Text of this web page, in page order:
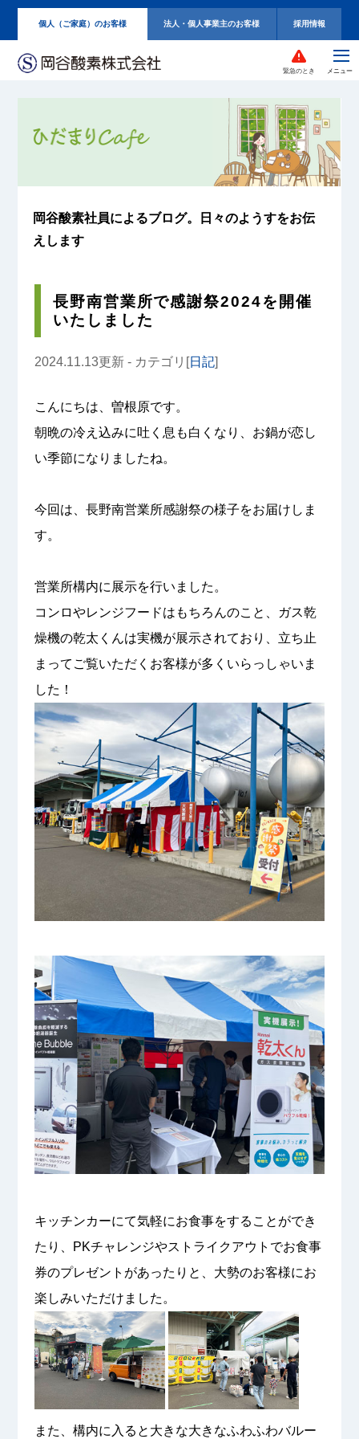
個人（ご家庭）のお客様 法人・個人事業主のお客様 採用情報
緊急のとき
岡谷酸素社員によるブログ。
日々のようすをお伝
えします
長野南営業所で感謝祭2024を開催
いたしました
2024.11.13更新 - カテゴリ[日記]
こんにちは、曽根原です。
朝晩の冷え込みに吐く息も白くなり、お鍋が恋し
い季節になりましたね。
今回は、長野南営業所感謝祭の様子をお届けしま
す。
営業所構内に展示を行いました。
コンロやレンジフードはもちろんのこと、ガス乾
燥機の乾太くんは実機が展示されており、立ち止
まってご覧いただくお客様が多くいらっしゃいま
した！
キッチンカーにて気軽にお食事をすることができ
たり、PKチャレンジやストライクアウトでお食事
券のプレゼントがあったりと、大勢のお客様にお
楽しみいただけました。
また、構内に入ると大きな大きなふわふわバルー